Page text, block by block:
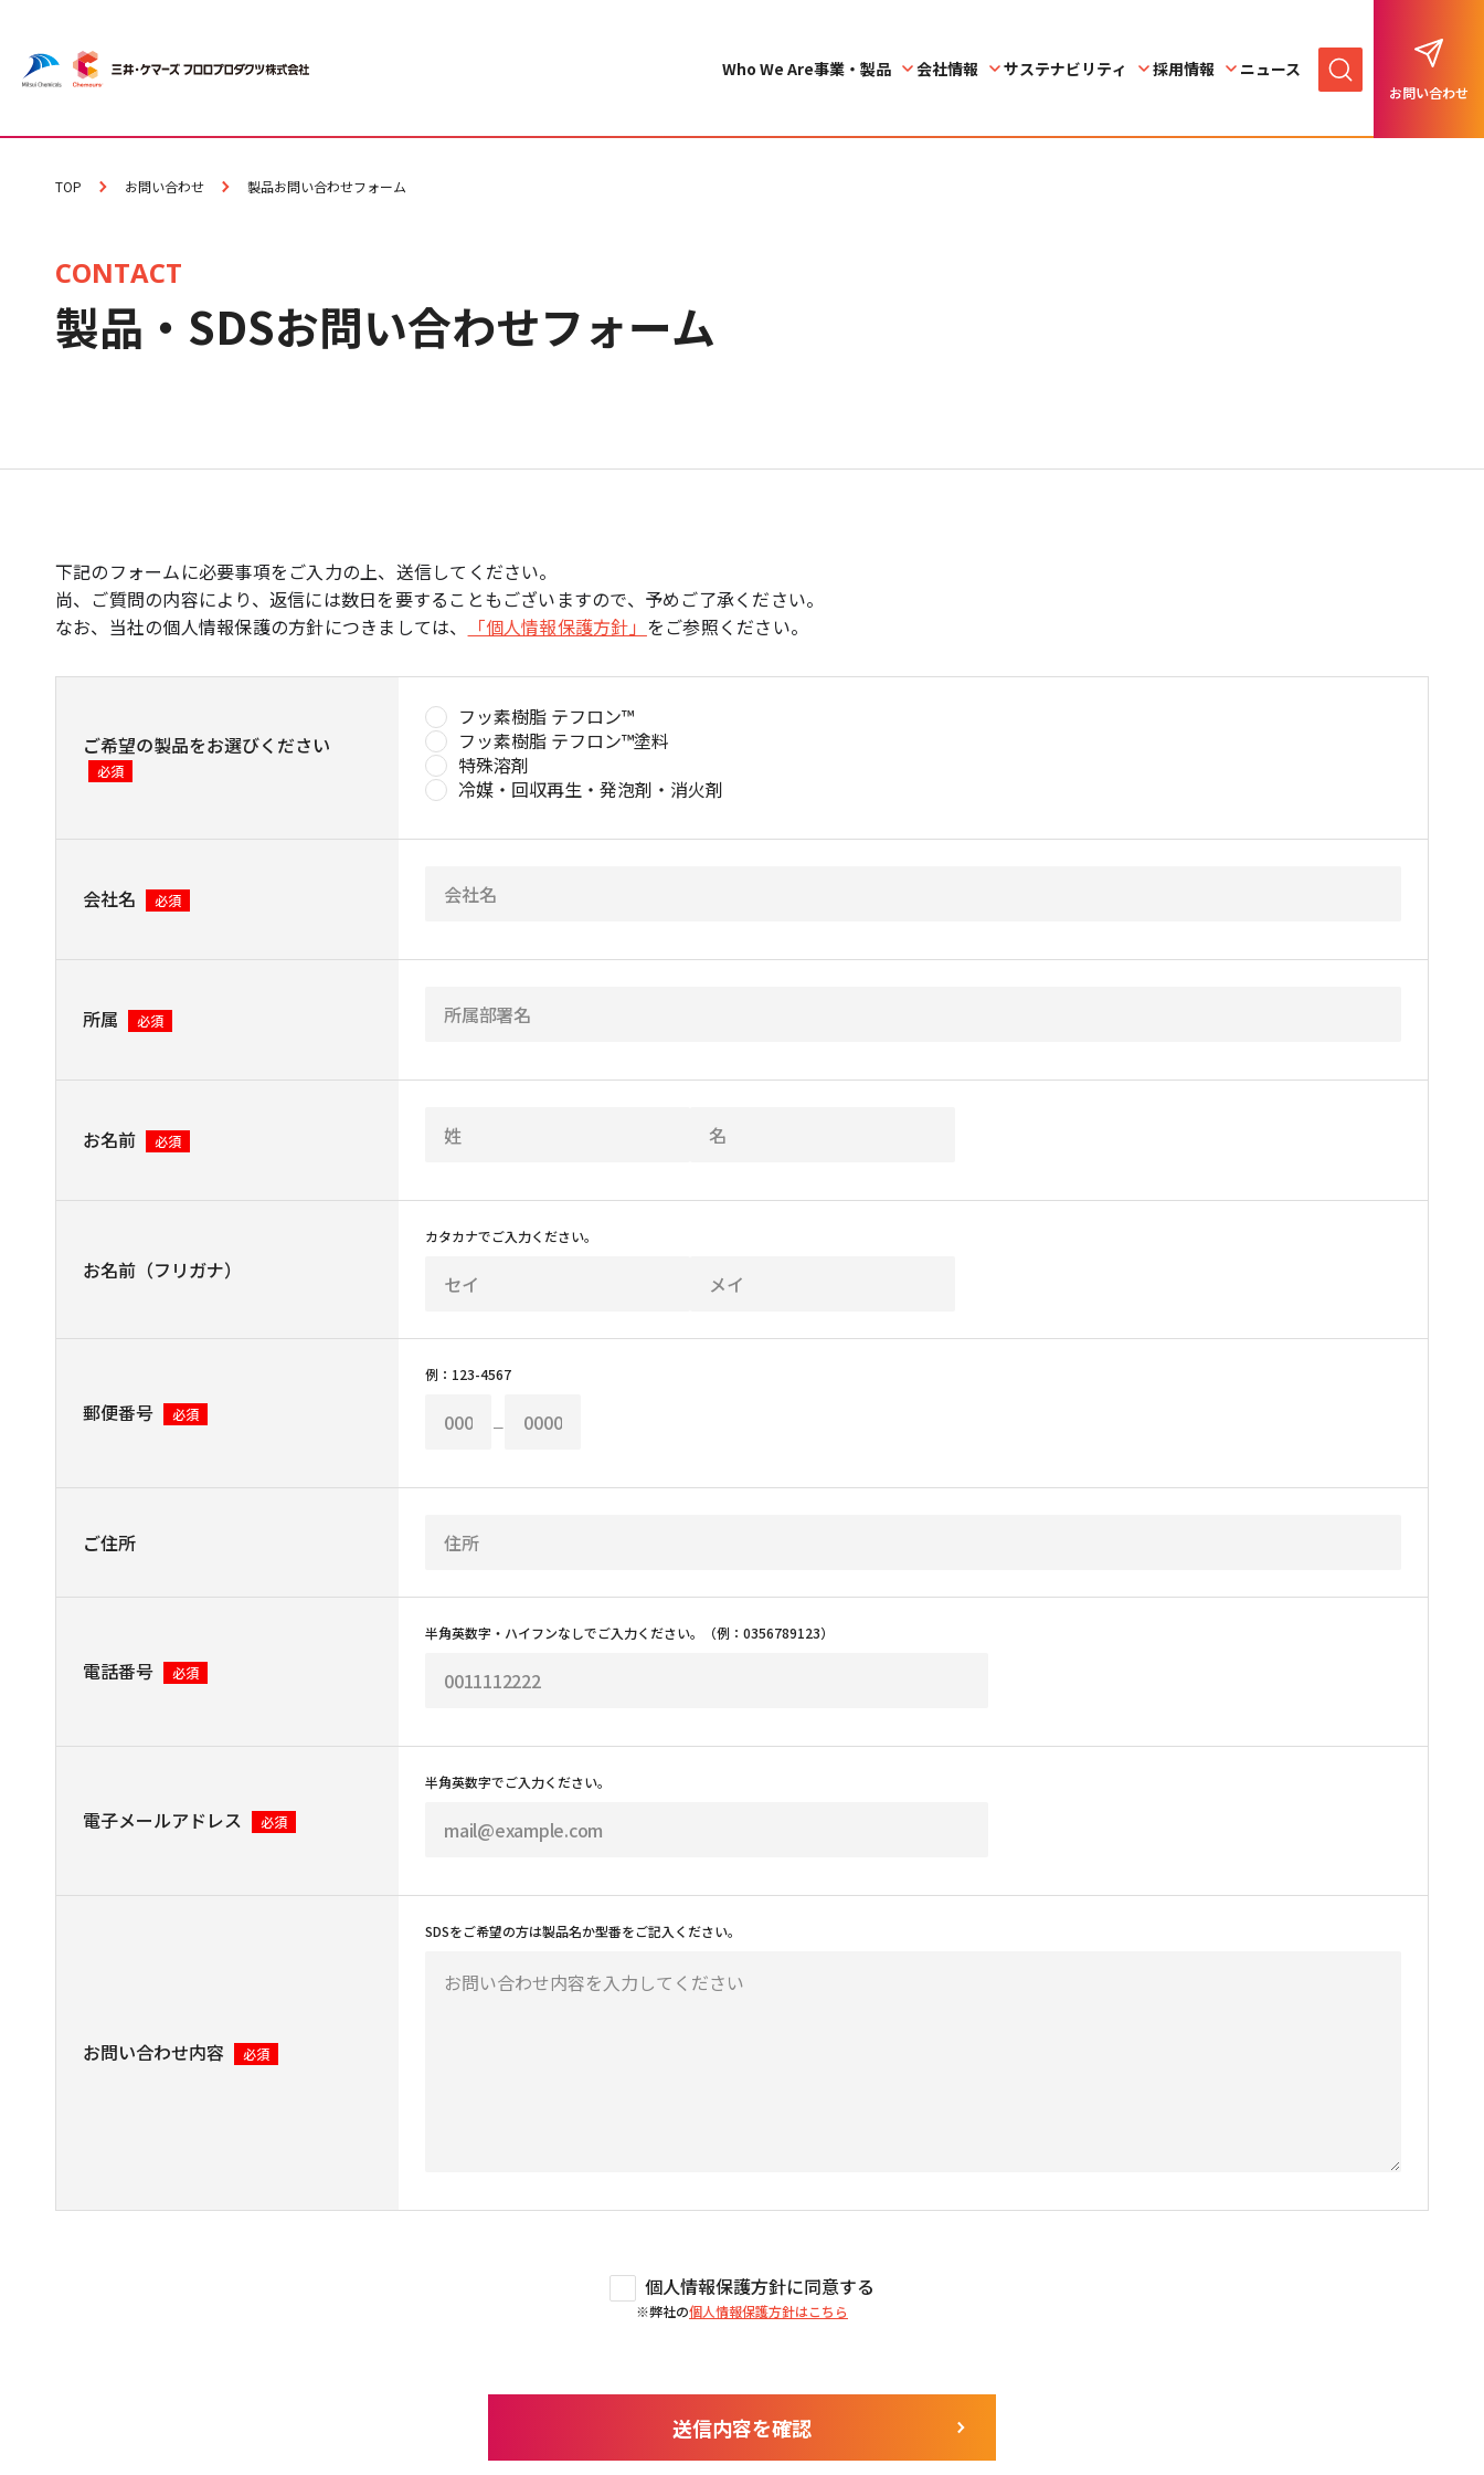
Who We Are事業・製品 会社情報 サステナビリティ 採用情報 ニュース
お問い合わせ
TOP お問い合わせ 製品お問い合わせフォーム
CONTACT
製品・SDSお問い合わせフォーム
下記のフォームに必要事項をご入力の上、送信してください。
尚、ご質問の内容により、返信には数日を要することもございますので、予めご了承ください。
なお、当社の個人情報保護の方針につきましては、
「個人情報保護方針」 をご参照ください。
ご希望の製品をお選びください
必須
フッ素樹脂 テフロン™
フッ素樹脂 テフロン™塗料
特殊溶剤
冷媒・回収再生・発泡剤・消火剤
会社名 必須
所属 必須
お名前 必須
お名前（フリガナ）
カタカナでご入力ください。
郵便番号 必須
例：123-4567
－
ご住所
電話番号 必須
半角英数字・ハイフンなしでご入力ください。（例：0356789123）
電子メールアドレス 必須
半角英数字でご入力ください。
お問い合わせ内容 必須
SDSをご希望の方は製品名か型番をご記入ください。
個人情報保護方針に同意する
※弊社の個人情報保護方針はこちら
送信内容を確認